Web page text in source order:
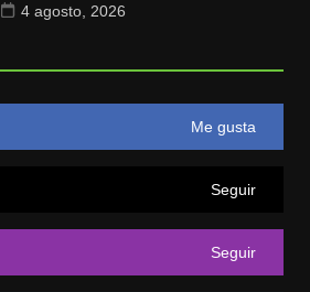
4 agosto, 2026
Me gusta
Seguir
Seguir